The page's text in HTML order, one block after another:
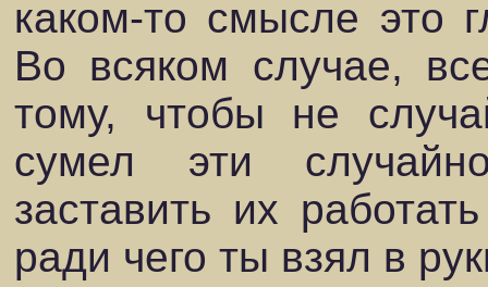
каком-то смысле это
Во всяком случае,
тому, чтобы не
сумел эти
заставить их
ради чего ты взял в